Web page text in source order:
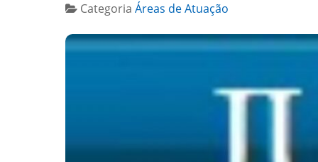
Categoria Áreas de Atuação